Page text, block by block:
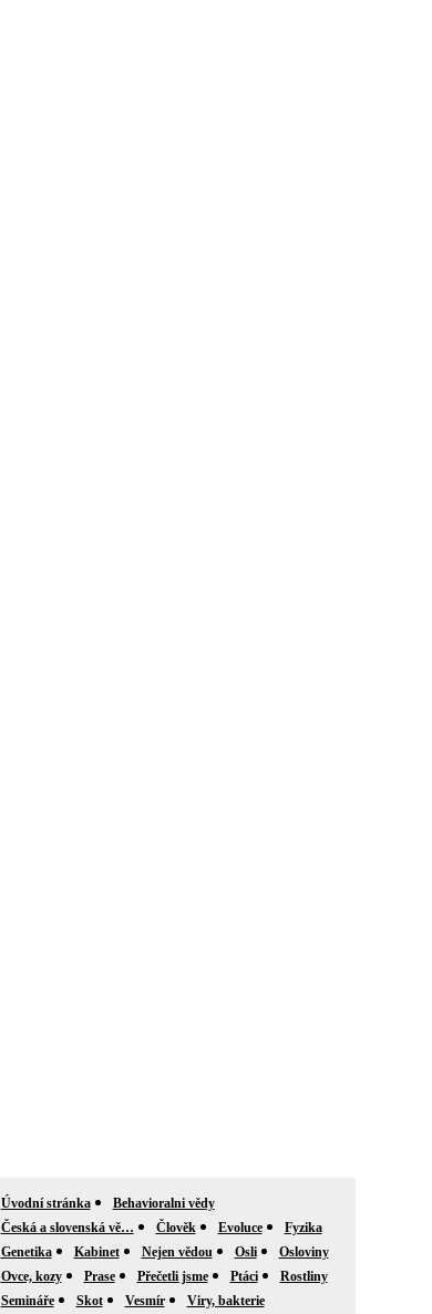
Úvodní stránka
Behavioralni vědy
Česká a slovenská vě…
Člověk Evoluce
Fyzika
Genetika
Kabinet Nejen vědou Osli
Osloviny
Ovce, kozy
Prase Přečetli jsme Ptáci
Rostliny
Semináře
Skot Vesmír
Viry, bakterie